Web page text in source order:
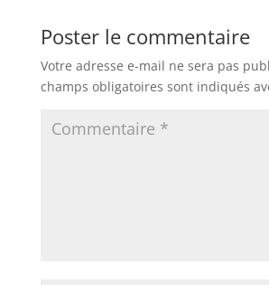
Poster le commentaire
Votre adresse e-mail ne sera pas
champs obligatoires sont indiqués